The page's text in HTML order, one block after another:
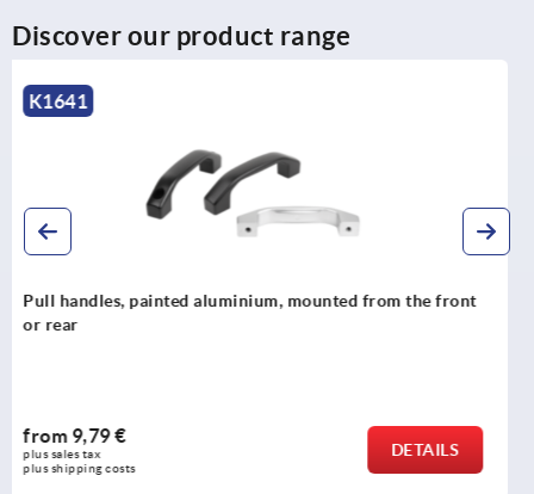
Discover our product range
the front
DETAILS
Pull handles, round steel, high-gloss